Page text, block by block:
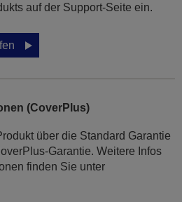
auf der Support-Seite ein.
(CoverPlus)
über die Standard Garantie
Garantie. Weitere Infos
finden Sie unter